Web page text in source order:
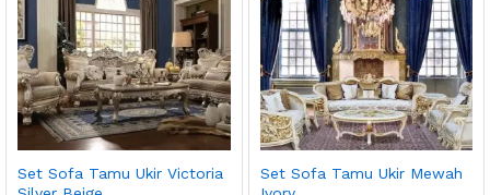
Set Sofa Tamu Ukir Victoria
Set Sofa Tamu Ukir Mewah